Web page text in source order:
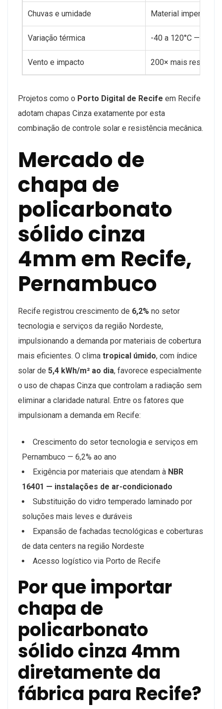
Chuvas e umidade Material
Variação térmica -40 a 120°C —
Vento e impacto 200× mais
Projetos como o Porto Digital de Recife em Recife
adotam chapas Cinza exatamente por esta
combinação de controle solar e resistência mecânica.
Mercado de
chapa de
policarbonato
sólido cinza
4mm em Recife,
Pernambuco
Recife registrou crescimento de 6,2% no setor
tecnologia e serviços da região Nordeste,
impulsionando a demanda por materiais de cobertura
mais eficientes. O clima tropical úmido, com índice
solar de 5,4 kWh/m² ao dia, favorece especialmente
o uso de chapas Cinza que controlam a radiação sem
eliminar a claridade natural. Entre os fatores que
impulsionam a demanda em Recife:
Crescimento do setor tecnologia e serviços em
Pernambuco — 6,2% ao ano
Exigência por materiais que atendam à NBR
16401 — instalações de ar-condicionado
Substituição do vidro temperado laminado por
soluções mais leves e duráveis
Expansão de fachadas tecnológicas e coberturas
de data centers na região Nordeste
Acesso logístico via Porto de Recife
Por que importar
chapa de
policarbonato
sólido cinza 4mm
diretamente da
fábrica para Recife?